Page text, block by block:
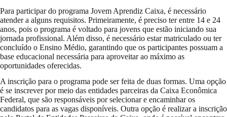
Para participar do programa Jovem Aprendiz Caixa, é necessário
atender a alguns requisitos. Primeiramente, é preciso ter entre 14 e 24
anos, pois o programa é voltado para jovens que estão iniciando sua
jornada profissional. Além disso, é necessário estar matriculado ou ter
concluído o Ensino Médio, garantindo que os participantes possuam a
base educacional necessária para aproveitar ao máximo as
oportunidades oferecidas.
A inscrição para o programa pode ser feita de duas formas. Uma opção
é se inscrever por meio das entidades parceiras da Caixa Econômica
Federal, que são responsáveis por selecionar e encaminhar os
candidatos para as vagas disponíveis. Outra opção é realizar a inscrição